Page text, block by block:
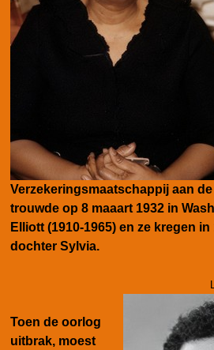
Verzekeringsmaatschappij aan
trouwde op 8 maaart 1932 in
Elliott (1910-1965) en ze kregen
dochter Sylvia.
Toen de oorlog
uitbrak, moest